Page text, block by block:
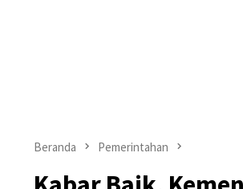
Beranda Pemerintahan